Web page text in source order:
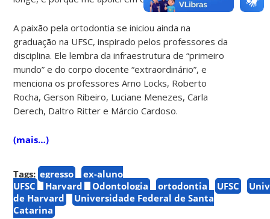
A paixão pela ortodontia se iniciou ainda na
graduação na UFSC, inspirado pelos professores da
disciplina. Ele lembra da infraestrutura de “primeiro
mundo” e do corpo docente “extraordinário”, e
menciona os professores Arno Locks, Roberto
Rocha, Gerson Ribeiro, Luciane Menezes, Carla
Derech, Daltro Ritter e Márcio Cardoso.
(mais…)
Tags: egresso
ex-aluno
UFSC
Harvard Odontologia ortodontia UFSC
de Harvard
Universidade Federal de Santa
Catarina